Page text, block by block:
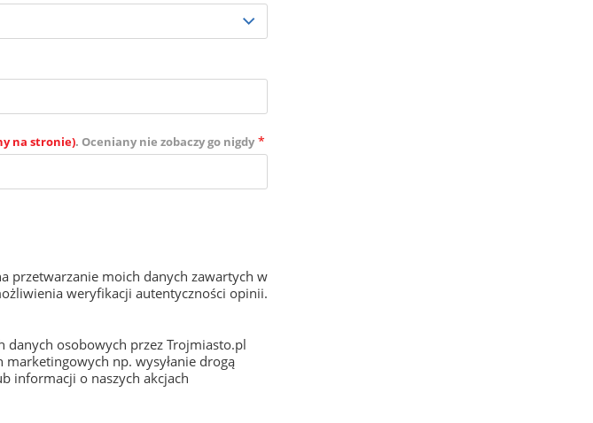
na stronie). Oceniany nie zobaczy go nigdy *
przetwarzanie moich danych zawartych w
weryfikacji autentyczności opinii.
danych osobowych przez Trojmiasto.pl
marketingowych np. wysyłanie drogą
informacji o naszych akcjach